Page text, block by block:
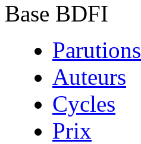
Base BDFI
Parutions
Auteurs
Cycles
Prix